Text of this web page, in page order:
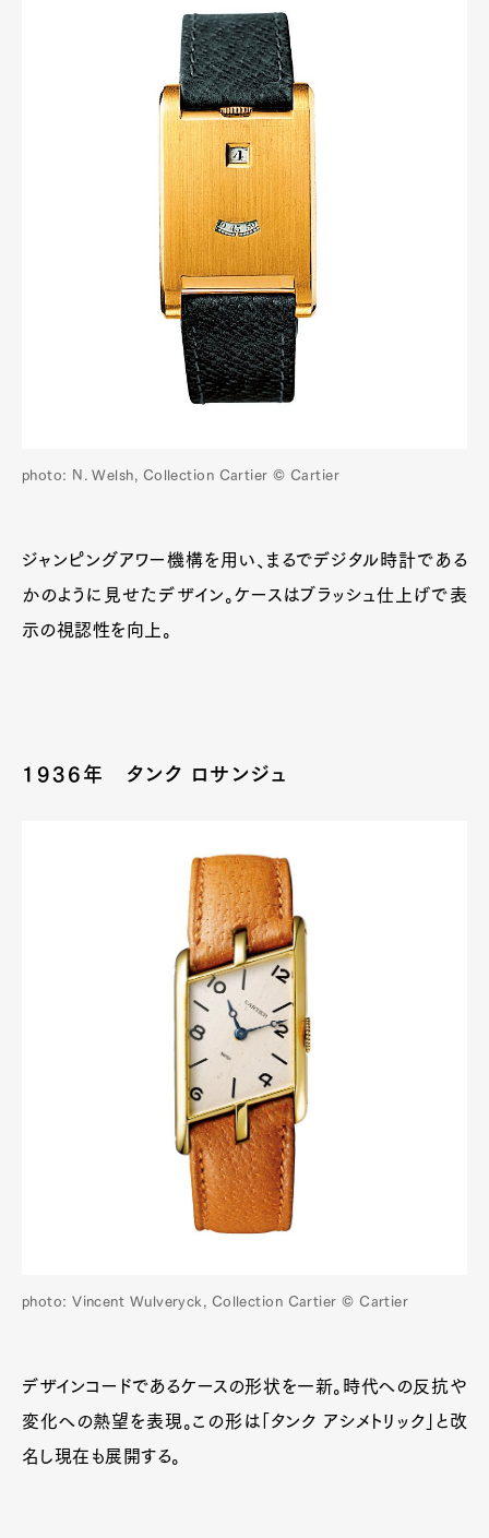
GourmetCars
ProductCultureLifestyle
photo: N. Welsh, Collection Cartier © Cartier
ジャンピングアワー機構を用い、まるでデジタル時計である
かのように見せたデザイン。ケースはブラッシュ仕上げで表
示の視認性を向上。
1936年 タンク ロサンジュ
photo: Vincent Wulveryck, Collection Cartier © Cartier
デザインコードであるケースの形状を一新。時代への反抗や
変化への熱望を表現。この形は「タンク アシメトリック」と改
名し現在も展開する。